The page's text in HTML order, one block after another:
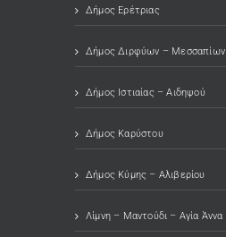
Δήμος Ερέτριας
Δήμος Διρφύων – Μεσσαπίων
Δήμος Ιστιαίας – Αιδηψού
Δήμος Καρύστου
Δήμος Κύμης – Αλιβερίου
Λίμνη – Μαντούδι – Αγία Άννα